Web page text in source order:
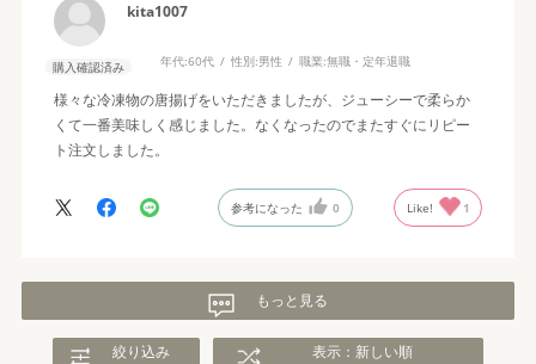
kita1007
購入確認済み 年代:60代 性別:男性 職業:無職・定年退職
様々な冷凍物の唐揚げをいただきましたが、ジューシーで柔らか
くて一番美味しく感じました。なくなったのでまたすぐにリピー
ト注文しました。
参考になった 0 Like! 1
もっと見る
絞り込み 表示：新しい順